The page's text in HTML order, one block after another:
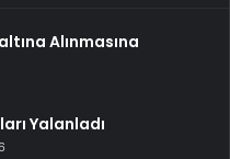
Alınmasına
Yalanladı